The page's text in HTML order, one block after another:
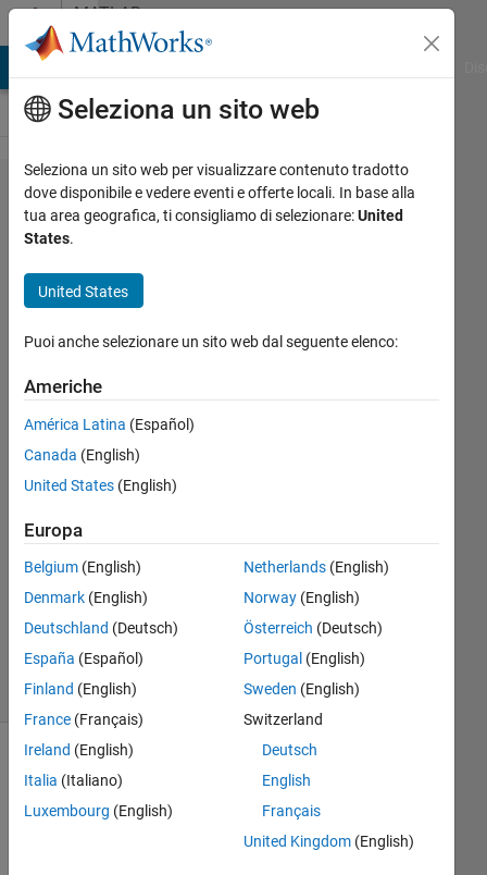
Vai al contenutoMATLAB
Answers
Reduce
computational
solver
EldaEbrithil
19 Set
2020
1
Risposta
accettata
Aggiornato
20 Set
2020
Visualizzazioni
(30 giorni)
commenti
meno
Seleziona un sito web
Seleziona un sito web per visualizzare contenuto tradotto
dove disponibile e vedere eventi e offerte locali. In base alla
tua area geografica, ti consigliamo di selezionare:United
States.
United States
Puoi anche selezionare un sito web dal seguente elenco:
Americhe
América Latina (Español)
Canada (English)
United States (English)
Europa
Belgium (English)
Denmark (English)
Deutschland (Deutsch)
España (Español)
Finland (English)
France (Français)
Ireland (English)
Italia (Italiano)
Luxembourg (English)
Netherlands(English)
Norway(English)
Österreich (Deutsch)
Portugal (English)
Sweden (English)
Switzerland
Deutsch
English
Français
United Kingdom(English)